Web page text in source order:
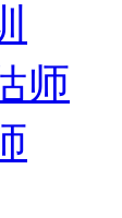
师